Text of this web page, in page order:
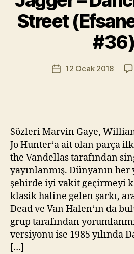
Street
#36)
M
u
Yazı12 Ocak 2018
Sözleri Marvin Gaye,
Jo Hunter‘a ait olan parça
the Vandellas tarafından
yayınlanmış. Dünyanın
şehirde iyi vakit geçirmeyi
klasik haline gelen şarkı,
Dead ve Van Halen‘ın da
grup tarafından
versiyonu ise 1985 yılında
[…]